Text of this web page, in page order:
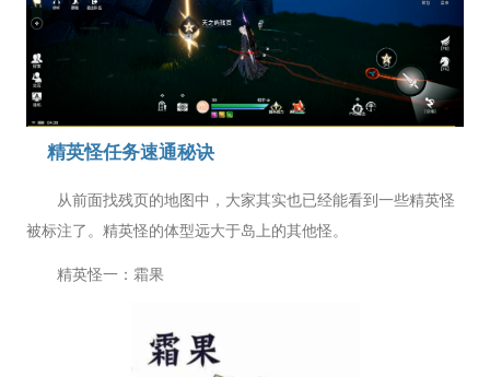
精英怪任务速通秘诀
从前面找残页的地图中，大家其实也已经能看到一些精英怪
被标注了。精英怪的体型远大于岛上的其他怪。
精英怪一：霜果